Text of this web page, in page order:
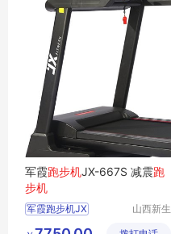
军霞跑步机JX-667S 减震跑
步机
军霞跑步机JX
山西新生